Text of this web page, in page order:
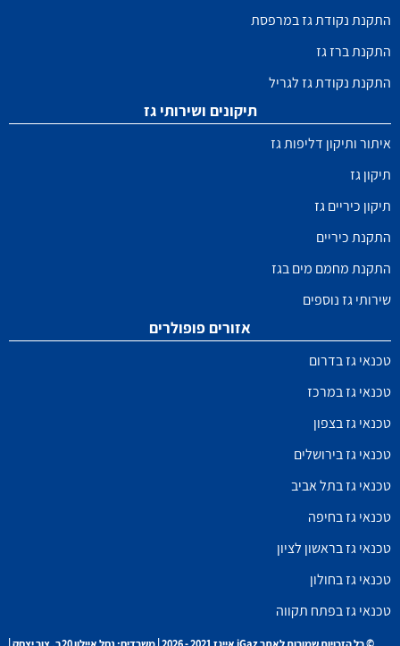
התקנת נקודת גז במרפסת
התקנת ברז גז
התקנת נקודת גז לגריל
תיקונים ושירותי גז
איתור ותיקון דליפות גז
תיקון גז
תיקון כיריים גז
התקנת כיריים
התקנת מחמם מים בגז
שירותי גז נוספים
אזורים פופולרים
טכנאי גז בדרום
טכנאי גז במרכז
טכנאי גז בצפון
טכנאי גז בירושלים
טכנאי גז בתל אביב
טכנאי גז בחיפה
טכנאי גז בראשון לציון
טכנאי גז בחולון
טכנאי גז בפתח תקווה